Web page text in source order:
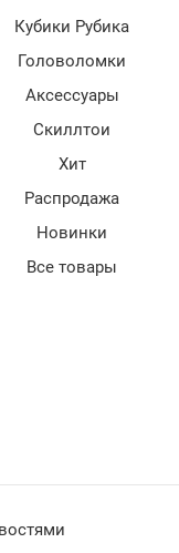
Кубики Рубика
Головоломки
Аксессуары
Скиллтои
Хит
Распродажа
Новинки
Все товары